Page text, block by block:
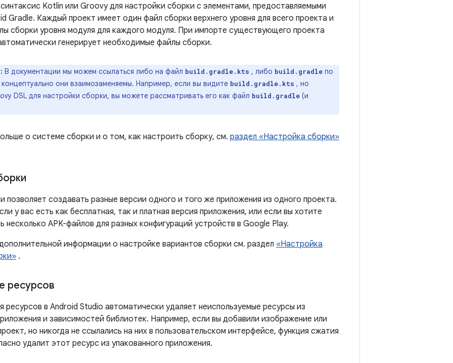
Kotlin или Groovy для настройки сборки с элементами, предоставляемыми
Gradle. Каждый проект имеет один файл сборки верхнего уровня для всего проекта и
сборки уровня модуля для каждого модуля. При импорте существующего проекта
генерирует необходимые файлы сборки.
В документации мы можем ссылаться либо на файл build.gradle.kts , либо build.gradle по
они взаимозаменяемы. Например, если вы видите build.gradle.kts , но
DSL для настройки сборки, вы можете рассматривать его как файл build.gradle (и
о системе сборки и о том, как настроить сборку, см. раздел «Настройка сборки»
позволяет создавать разные версии одного и того же приложения из одного проекта.
у вас есть как бесплатная, так и платная версия приложения, или если вы хотите
несколько APK-файлов для разных конфигураций устройств в Google Play.
информации о настройке вариантов сборки см. раздел «Настройка
.
ресурсов
ресурсов в Android Studio автоматически удаляет неиспользуемые ресурсы из
и зависимостей библиотек. Например, если вы добавили изображение или
но никогда не ссылались на них в пользовательском интерфейсе, функция сжатия
удалит этот ресурс из упакованного приложения.